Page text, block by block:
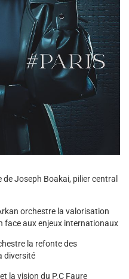
Joseph Boakai, pilier central
orchestre la valorisation
face aux enjeux internationaux
la refonte des
diversité
la vision du P.C Faure